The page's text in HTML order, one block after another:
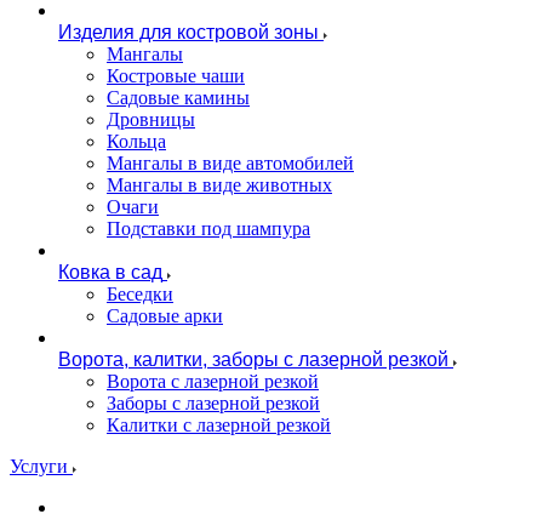
Изделия для костровой зоны
Мангалы
Костровые чаши
Садовые камины
Дровницы
Кольца
Мангалы в виде автомобилей
Мангалы в виде животных
Очаги
Подставки под шампура
Ковка в сад
Беседки
Садовые арки
Ворота, калитки, заборы с лазерной резкой
Ворота с лазерной резкой
Заборы с лазерной резкой
Калитки с лазерной резкой
Услуги